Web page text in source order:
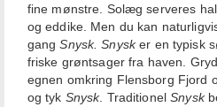
fine mønstre. Solæg serveres
og eddike. Men du kan
gangSnysk. Snysker en typisk
friske grøntsager fra haven.
egnen omkring Flensborg Fjord
og tyk Snysk. Traditionel Snysk